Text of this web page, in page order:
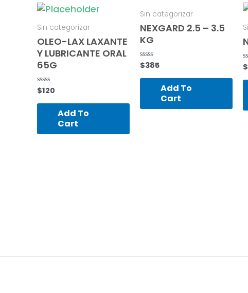
Sin categorizar
OLEO-LAX LAXANTE
Y LUBRICANTE ORAL
65G
Rated
0
out
$120
Add To
Cart
Sin categorizar
NEXGARD 2.5 – 3.5
KG
Rated
0
out
$385
Add To
Cart
0
$